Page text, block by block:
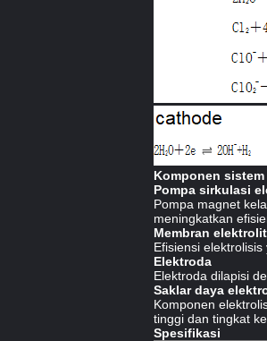
Komponen sistem
Pompa sirkulasi
Pompa magnet
meningkatkan
Membran
Efisiensi
Elektroda
Elektroda dilapisi
Saklar daya
Komponen
tinggi dan tingkat
Spesifikasi